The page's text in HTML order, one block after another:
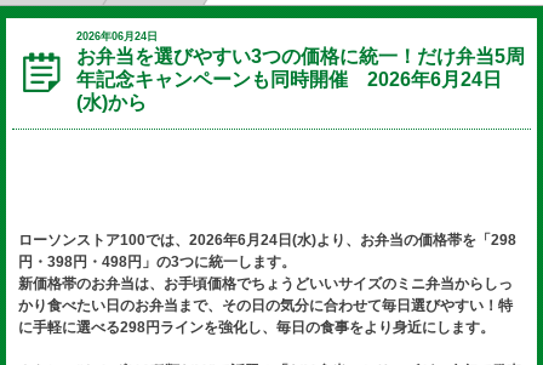
2026年06月24日
お弁当を選びやすい3つの価格に統一！だけ弁当5周
年記念キャンペーンも同時開催 2026年6月24日
(水)から
ローソンストア100では、2026年6月24日(水)より、お弁当の価格帯を「298
円・398円・498円」の3つに統一します。
新価格帯のお弁当は、お手頃価格でちょうどいいサイズのミニ弁当からしっ
かり食べたい日のお弁当まで、その日の気分に合わせて毎日選びやすい！特
に手軽に選べる298円ラインを強化し、毎日の食事をより身近にします。